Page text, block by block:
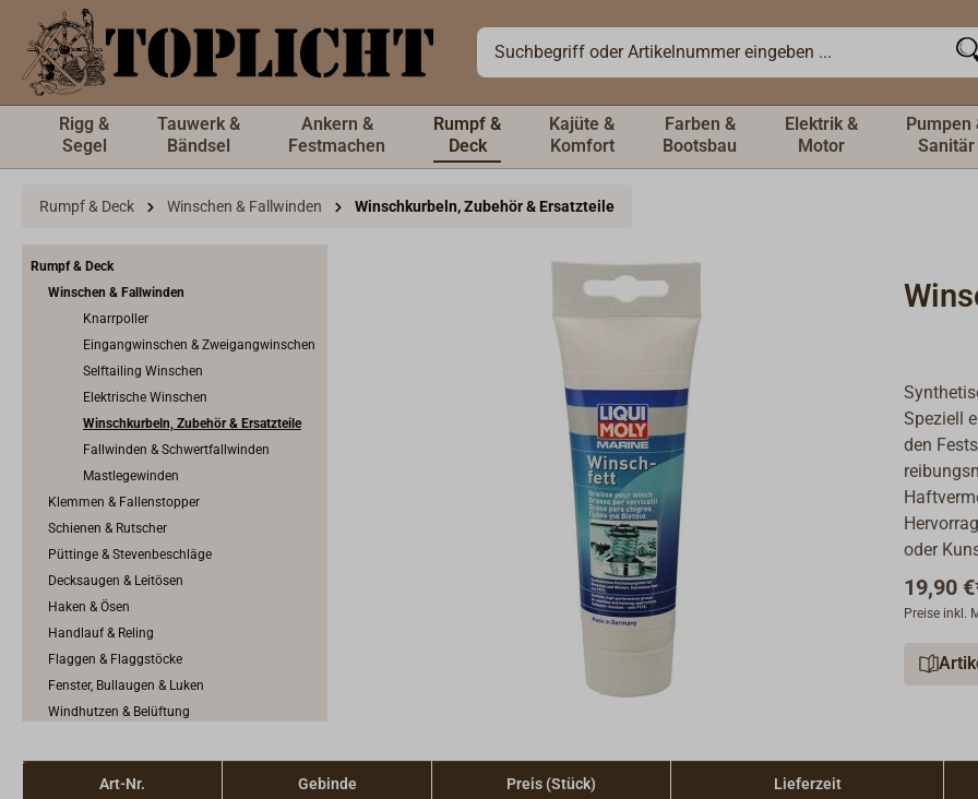
springen
Rigg &
Segel
Tauwerk &
Bändsel
Ankern &
Festmachen
Rumpf &
Deck
Kajüte &
Komfort
Farben &
Bootsbau
Elektrik &
Motor
Pumpen
Sanitär
Rumpf & Deck Winschen & Fallwinden Winschkurbeln, Zubehör & Ersatzteile
Rumpf & Deck
Winschen & Fallwinden
Knarrpoller
Eingangwinschen & Zweigangwinschen
Selftailing Winschen
Elektrische Winschen
Winschkurbeln, Zubehör & Ersatzteile
Fallwinden & Schwertfallwinden
Mastlegewinden
Klemmen & Fallenstopper
Schienen & Rutscher
Püttinge & Stevenbeschläge
Decksaugen & Leitösen
Haken & Ösen
Handlauf & Reling
Flaggen & Flaggstöcke
Fenster, Bullaugen & Luken
Windhutzen & Belüftung
Spezielles für das Motorboot
Jolle & Ruderboot
Speziell
den
oder
19,90
Preise inkl.
Art-Nr. Gebinde Preis (Stück) Lieferzeit